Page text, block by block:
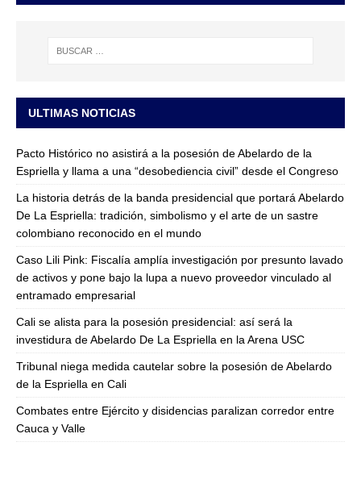
ULTIMAS NOTICIAS
Pacto Histórico no asistirá a la posesión de Abelardo de la
Espriella y llama a una “desobediencia civil” desde el Congreso
La historia detrás de la banda presidencial que portará Abelardo
De La Espriella: tradición, simbolismo y el arte de un sastre
colombiano reconocido en el mundo
Caso Lili Pink: Fiscalía amplía investigación por presunto lavado
de activos y pone bajo la lupa a nuevo proveedor vinculado al
entramado empresarial
Cali se alista para la posesión presidencial: así será la
investidura de Abelardo De La Espriella en la Arena USC
Tribunal niega medida cautelar sobre la posesión de Abelardo
de la Espriella en Cali
Combates entre Ejército y disidencias paralizan corredor entre
Cauca y Valle